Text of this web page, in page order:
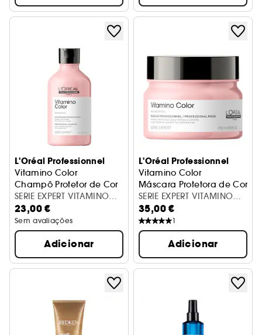
L'Oréal Professionnel
Vitamino Color
Champô Protetor de Cor
SERIE EXPERT VITAMINO
SHP 300 ML VB98
23,00 €
Sem avaliações
Adicionar
L'Oréal Professionnel
Vitamino Color
Máscara Protetora de Cor
SERIE EXPERT VITAMINO
MASK 250 ML V150
35,00 €
1
Adicionar